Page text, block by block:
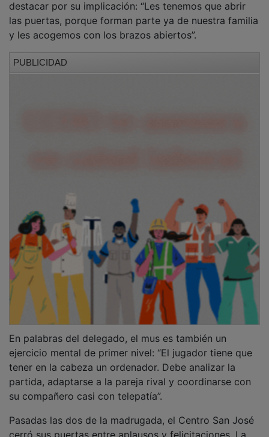
las puertas, porque forman parte ya de nuestra familia
y les acogemos con los brazos abiertos”.
En palabras del delegado, el mus es también un
ejercicio mental de primer nivel: “El jugador tiene que
tener en la cabeza un ordenador. Debe analizar la
partida, adaptarse a la pareja rival y coordinarse con
su compañero casi con telepatía”.
Pasadas las dos de la madrugada, el Centro San José
cerró sus puertas entre aplausos y felicitaciones. La
cita dejó tras de sí la sensación de haber vivido una